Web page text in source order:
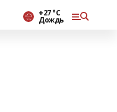
+27 °С
Дождь